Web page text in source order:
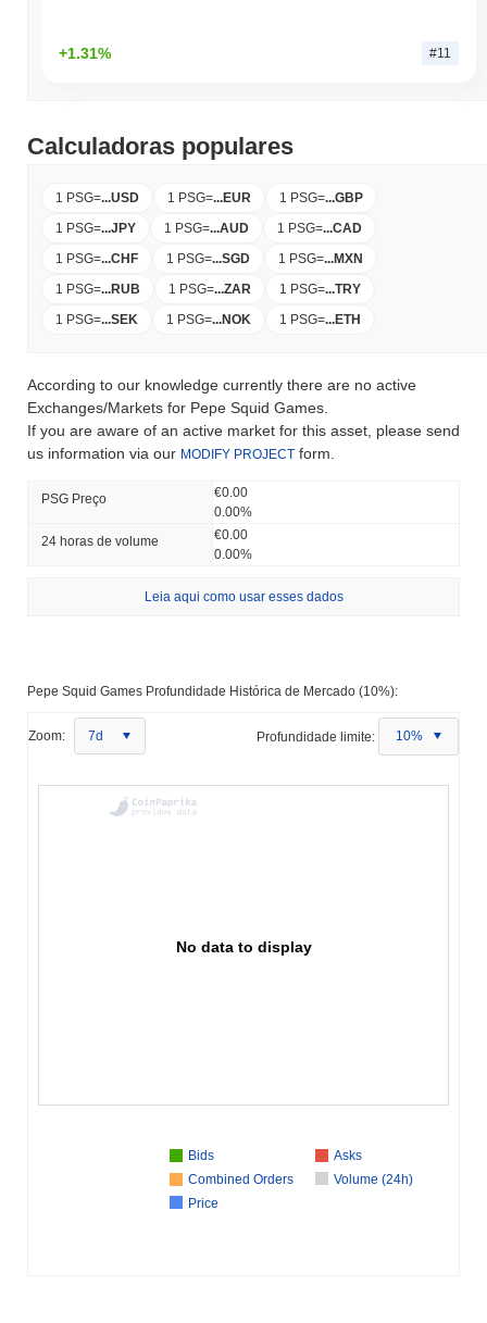
+1.31% #11
Calculadoras populares
1 PSG=...USD 1 PSG=...EUR 1 PSG=...GBP
1 PSG=...JPY 1 PSG=...AUD 1 PSG=...CAD
1 PSG=...CHF 1 PSG=...SGD 1 PSG=...MXN
1 PSG=...RUB 1 PSG=...ZAR 1 PSG=...TRY
1 PSG=...SEK 1 PSG=...NOK 1 PSG=...ETH
According to our knowledge currently there are no active
Exchanges/Markets for Pepe Squid Games.
If you are aware of an active market for this asset, please send
us information via our MODIFY PROJECT form.
PSG Preço
€0.00
0.00%
24 horas de volume
€0.00
0.00%
Leia aqui como usar esses dados
Pepe Squid Games Profundidade Histórica de Mercado (10%):
Zoom: 7d Profundidade limite: 10%
No data to display
Bids
Asks
Combined Orders
Volume (24h)
Price